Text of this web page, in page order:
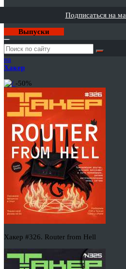
Подписаться на
Выпуски
Годовая
подписка
на
Хакер
-50%
Хакер #326. Router from Hell